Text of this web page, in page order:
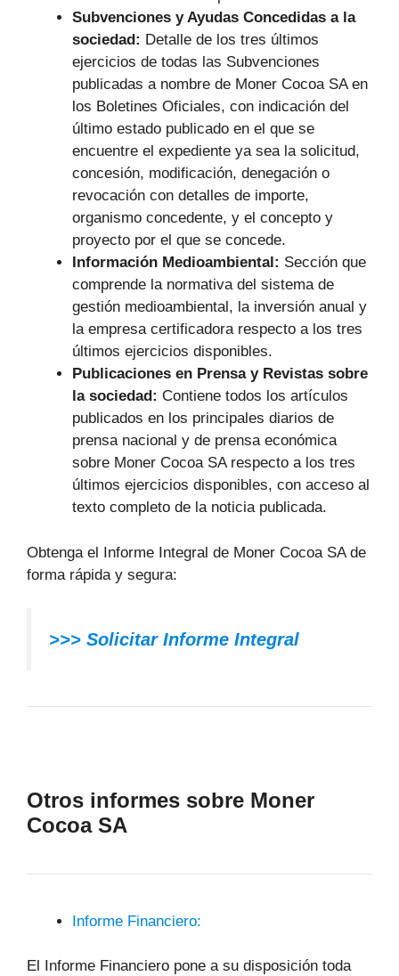
Subvenciones y Ayudas Concedidas a la
sociedad: Detalle de los tres últimos
ejercicios de todas las Subvenciones
publicadas a nombre de Moner Cocoa SA en
los Boletines Oficiales, con indicación del
último estado publicado en el que se
encuentre el expediente ya sea la solicitud,
concesión, modificación, denegación o
revocación con detalles de importe,
organismo concedente, y el concepto y
proyecto por el que se concede.
Información Medioambiental: Sección que
comprende la normativa del sistema de
gestión medioambiental, la inversión anual y
la empresa certificadora respecto a los tres
últimos ejercicios disponibles.
Publicaciones en Prensa y Revistas sobre
la sociedad: Contiene todos los artículos
publicados en los principales diarios de
prensa nacional y de prensa económica
sobre Moner Cocoa SA respecto a los tres
últimos ejercicios disponibles, con acceso al
texto completo de la noticia publicada.
Obtenga el Informe Integral de Moner Cocoa SA de
forma rápida y segura:
>>> Solicitar Informe Integral
Otros informes sobre Moner
Cocoa SA
Informe Financiero:
El Informe Financiero pone a su disposición toda